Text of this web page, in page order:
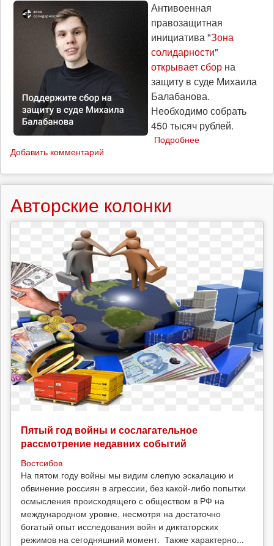
Антивоенная
правозащитная
инициатива "Зона
солидарности"
открывает сбор на
защиту в суде Михаила
Балабанова.
Необходимо собрать
450 тысяч рублей.
Подробнее
открыла
сбор
в
Добавить комментарий
Авторские колонки
Пятый год войны и сослагательное
рассмотрение недавних событий
Востсибов
На пятом году войны мы видим слепую эскалацию и
обвинение россиян в агрессии, без какой-либо попытки
осмысления происходящего с обществом в РФ на
международном уровне, несмотря на достаточно
богатый опыт исследования войн и диктаторских
режимов на сегодняшний момент. Также характерно...